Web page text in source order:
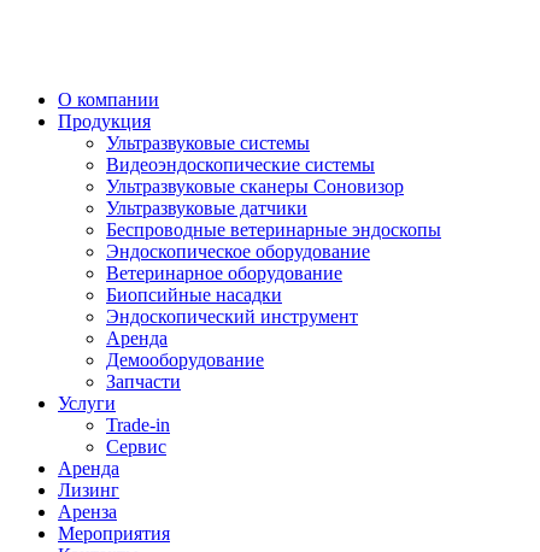
О компании
Продукция
Ультразвуковые системы
Видеоэндоскопические системы
Ультразвуковые сканеры Соновизор
Ультразвуковые датчики
Беспроводные ветеринарные эндоскопы
Эндоскопическое оборудование
Ветеринарное оборудование
Биопсийные насадки
Эндоскопический инструмент
Аренда
Демооборудование
Запчасти
Услуги
Trade-in
Сервис
Аренда
Лизинг
Аренза
Мероприятия